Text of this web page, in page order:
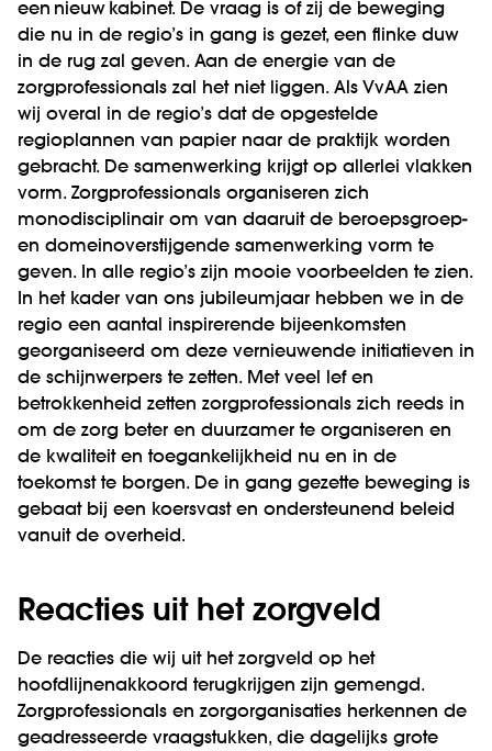
een nieuw kabinet. De vraag is of zij de beweging
die nu in de regio’s in gang is gezet, een flinke duw
in de rug zal geven. Aan de energie van de
zorgprofessionals zal het niet liggen. Als VvAA zien
wij overal in de regio’s dat de opgestelde
regioplannen van papier naar de praktijk worden
gebracht. De samenwerking krijgt op allerlei vlakken
vorm. Zorgprofessionals organiseren zich
monodisciplinair om van daaruit de beroepsgroep-
en domeinoverstijgende samenwerking vorm te
geven. In alle regio’s zijn mooie voorbeelden te zien.
In het kader van ons jubileumjaar hebben we in de
regio een aantal inspirerende bijeenkomsten
georganiseerd om deze vernieuwende initiatieven in
de schijnwerpers te zetten. Met veel lef en
betrokkenheid zetten zorgprofessionals zich reeds in
om de zorg beter en duurzamer te organiseren en
de kwaliteit en toegankelijkheid nu en in de
toekomst te borgen. De in gang gezette beweging is
gebaat bij een koersvast en ondersteunend beleid
vanuit de overheid.
Reacties uit het zorgveld
De reacties die wij uit het zorgveld op het
hoofdlijnenakkoord terugkrijgen zijn gemengd.
Zorgprofessionals en zorgorganisaties herkennen de
geadresseerde vraagstukken, die dagelijks grote